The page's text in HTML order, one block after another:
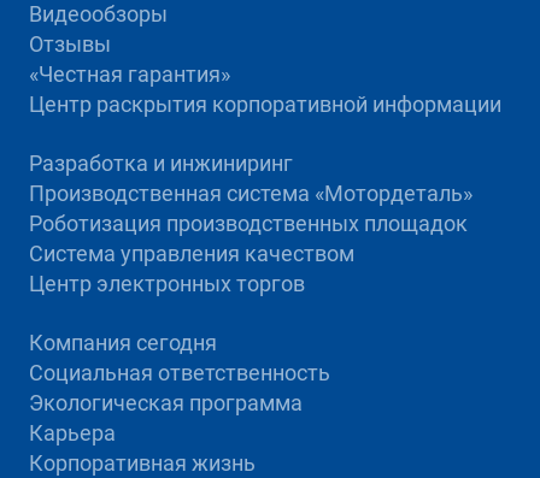
Видеообзоры
Отзывы
«Честная гарантия»
Центр раскрытия корпоративной информации
Разработка и инжиниринг
Производственная система «Mотордеталь»
Роботизация производственных площадок
Система управления качеством
Центр электронных торгов
Компания сегодня
Социальная ответственность
Экологическая программа
Карьера
Корпоративная жизнь